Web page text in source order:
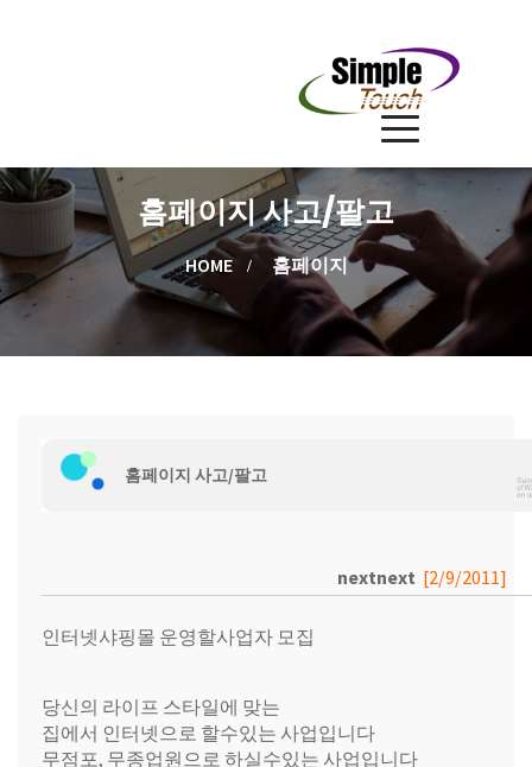
홈페이지 사고/팔고
HOME 홈페이지
홈페이지 사고/팔고
nextnext [2/9/2011]
인터넷샤핑몰 운영할사업자 모집
당신의 라이프 스타일에 맞는
집에서 인터넷으로 할수있는 사업입니다
무점포, 무종업원으로 하실수있는 사업입니다